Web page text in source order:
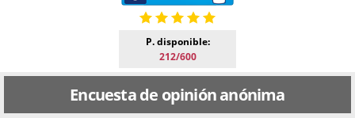
P. disponible:
212/600
Encuesta de opinión anónima